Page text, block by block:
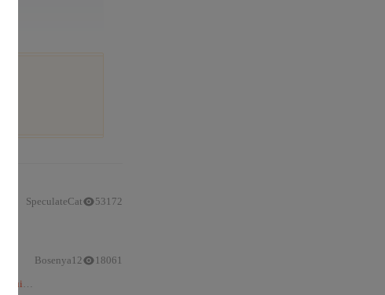
SpeculateCat 53172
Arduino
Bosenya12 18061